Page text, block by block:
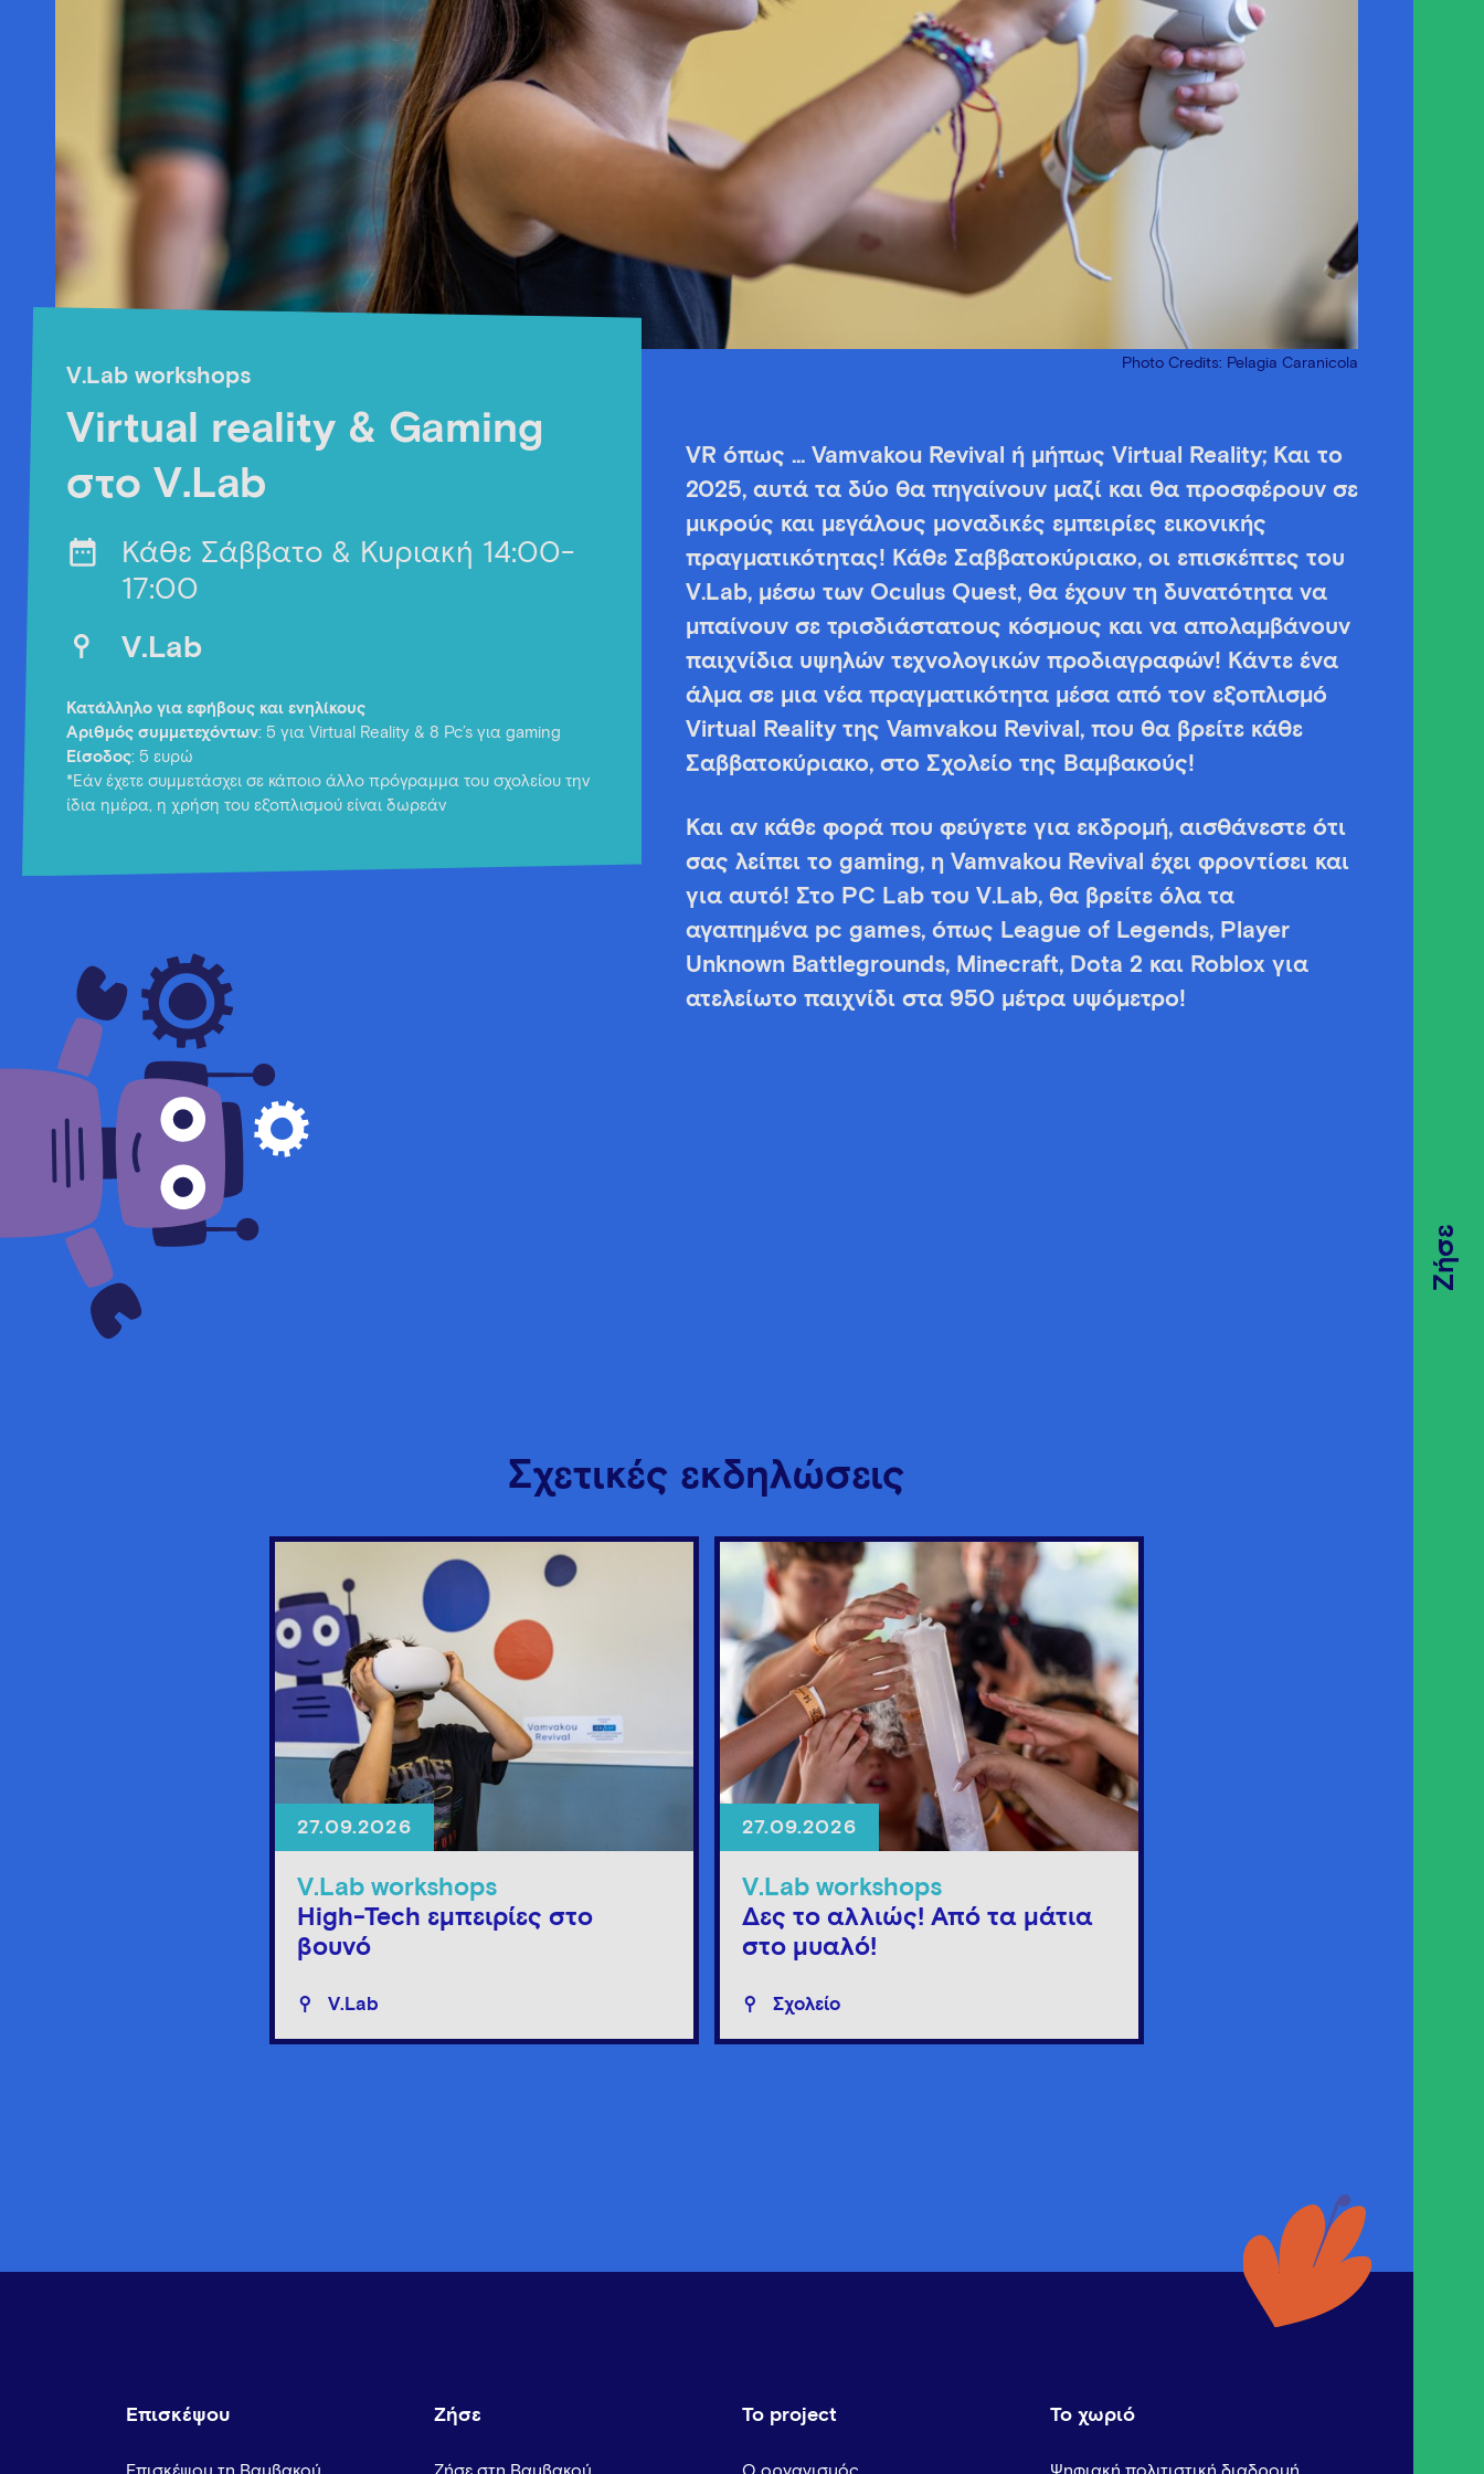
Ζήσε
Photo Credits: Pelagia Caranicola
V.Lab workshops
Virtual reality & Gaming
στο V.Lab
Κάθε Σάββατο & Κυριακή 14:00-
17:00
V.Lab
Κατάλληλο για εφήβους και ενηλίκους
Αριθμός συμμετεχόντων: 5 για Virtual Reality & 8 Pc’s για gaming
Είσοδος: 5 ευρώ
*Εάν έχετε συμμετάσχει σε κάποιο άλλο πρόγραμμα του σχολείου την
ίδια ημέρα, η χρήση του εξοπλισμού είναι δωρεάν
VR όπως … Vamvakou Revival ή μήπως Virtual Reality; Και το
2025, αυτά τα δύο θα πηγαίνουν μαζί και θα προσφέρουν σε
μικρούς και μεγάλους μοναδικές εμπειρίες εικονικής
πραγματικότητας! Κάθε Σαββατοκύριακο, οι επισκέπτες του
V.Lab, μέσω των Oculus Quest, θα έχουν τη δυνατότητα να
μπαίνουν σε τρισδιάστατους κόσμους και να απολαμβάνουν
παιχνίδια υψηλών τεχνολογικών προδιαγραφών! Κάντε ένα
άλμα σε μια νέα πραγματικότητα μέσα από τον εξοπλισμό
Virtual Reality της Vamvakou Revival, που θα βρείτε κάθε
Σαββατοκύριακο, στο Σχολείο της Βαμβακούς!
Και αν κάθε φορά που φεύγετε για εκδρομή, αισθάνεστε ότι
σας λείπει το gaming, η Vamvakou Revival έχει φροντίσει και
για αυτό! Στο PC Lab του V.Lab, θα βρείτε όλα τα
αγαπημένα pc games, όπως League of Legends, Player
Unknown Battlegrounds, Minecraft, Dota 2 και Roblox για
ατελείωτο παιχνίδι στα 950 μέτρα υψόμετρο!
Σχετικές εκδηλώσεις
27.09.2026
V.Lab workshops
High-Tech εμπειρίες στο
βουνό
V.Lab
27.09.2026
V.Lab workshops
Δες το αλλιώς! Από τα μάτια
στο μυαλό!
Σχολείο
Επισκέψου Ζήσε Το project Το χωριό